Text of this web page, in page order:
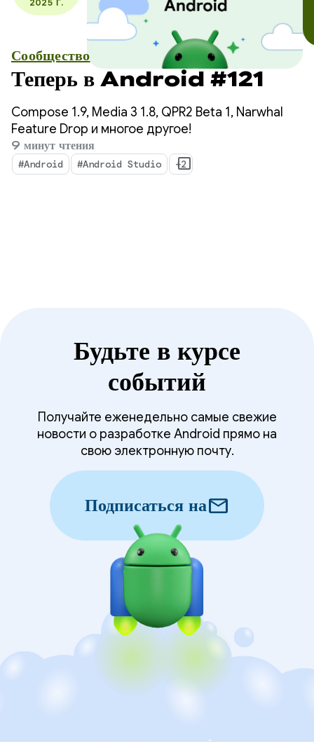
2025 Г.
Сообщество
Теперь в Android #121
Compose 1.9, Media 3 1.8, QPR2 Beta 1, Narwhal
Feature Drop и многое другое!
9 минут чтения
#Android #Android Studio +2
Будьте в курсе
событий
Получайте еженедельно самые свежие
новости о разработке Android прямо на
свою электронную почту.
Подписаться наmail